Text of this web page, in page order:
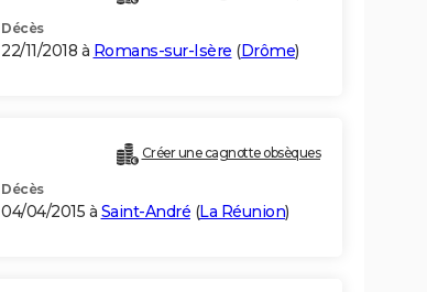
Décès
22/11/2018 à Romans-sur-Isère (Drôme)
Créer une cagnotte obsèques
Décès
04/04/2015 à Saint-André (La Réunion)